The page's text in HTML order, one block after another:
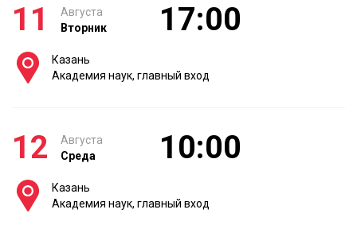
11
Августа
Вторник
17:00
Казань
Академия наук, главный вход
12
Августа
Среда
10:00
Казань
Академия наук, главный вход